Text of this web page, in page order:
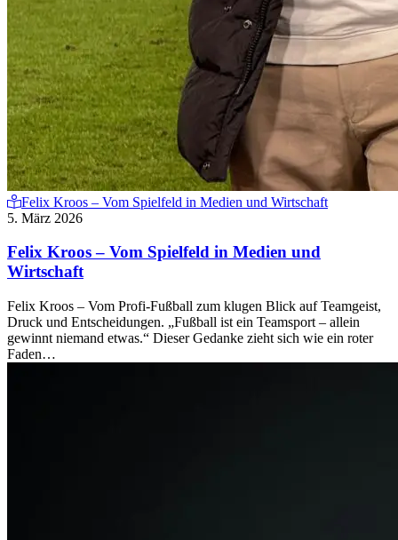
Felix Kroos – Vom Spielfeld in Medien und Wirtschaft
5. März 2026
Felix Kroos – Vom Spielfeld in Medien und
Wirtschaft
Felix Kroos – Vom Profi-Fußball zum klugen Blick auf Teamgeist,
Druck und Entscheidungen. „Fußball ist ein Teamsport – allein
gewinnt niemand etwas.“ Dieser Gedanke zieht sich wie ein roter
Faden…